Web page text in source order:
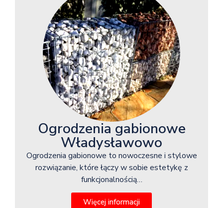
Ogrodzenia gabionowe
Władysławowo
Ogrodzenia gabionowe to nowoczesne i stylowe
rozwiązanie, które łączy w sobie estetykę z
funkcjonalnością…
Więcej informacji